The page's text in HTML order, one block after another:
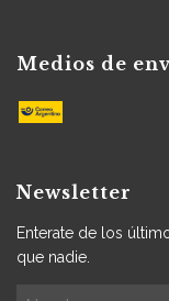
Medios de
Newsletter
Enterate de los
que nadie.